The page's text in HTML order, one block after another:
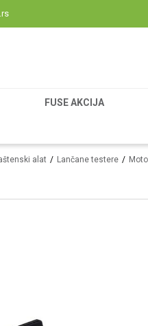
FUSE AKCIJA
alat Lančane testere